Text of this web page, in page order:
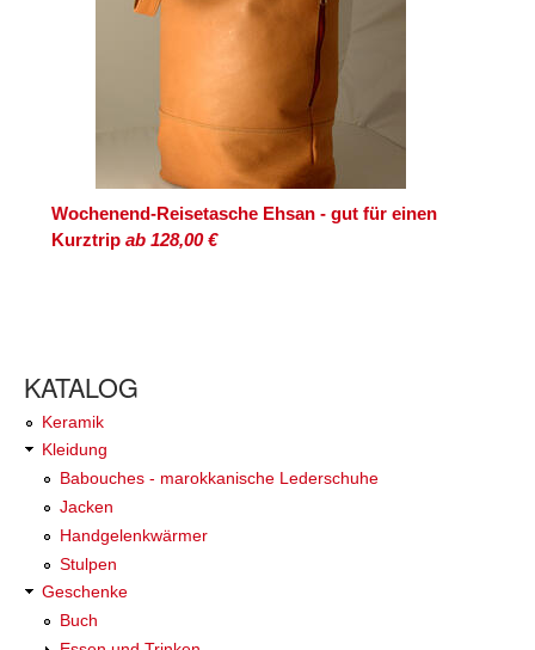
Wochenend-Reisetasche Ehsan - gut für einen
Kurztrip ab 128,00 €
KATALOG
Keramik
Kleidung
Babouches - marokkanische Lederschuhe
Jacken
Handgelenkwärmer
Stulpen
Geschenke
Buch